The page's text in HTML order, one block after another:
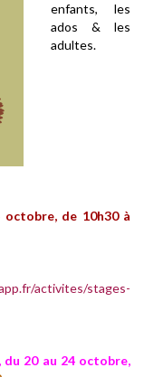
enfants, les
ados & les
adultes.
octobre, de 10h30 à
activites/stages-
20 au 24 octobre,